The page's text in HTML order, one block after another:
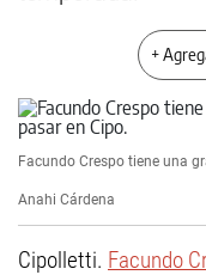
+
Facundo Crespo tiene una
Anahi Cárdena
Cipolletti. Facundo